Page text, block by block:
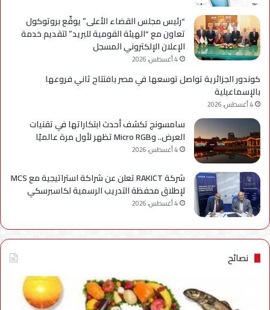
“رئيس مجلس القضاء الأعلى” يوقّع بروتوكول
تعاون مع “الهيئة القومية للبريد” لتقديم خدمة
الإعلان الإلكتروني المسجل
4 أغسطس، 2026
كوندور الجزائرية تواصل توسعها في مصر بافتتاح ثاني فروعها
بالإسماعيلية
4 أغسطس، 2026
سامسونج تكشف أحدث ابتكاراتها في تقنيات
العرض.. وMicro RGB تظهر لأول مرة عالميًا
4 أغسطس، 2026
شركة RAKICT تعلن عن شراكة استراتيجية مع MCS
لإطلاق محفظة التدريب الرسمية لكاسبرسكي
4 أغسطس، 2026
نصائح